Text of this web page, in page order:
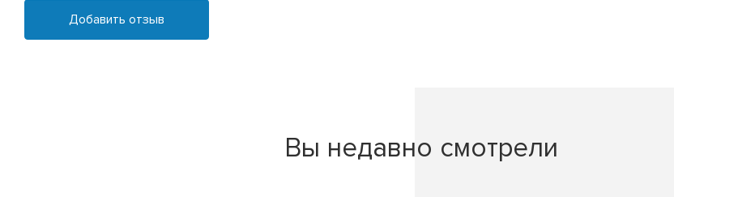
Добавить отзыв
Вы недавно смотрели